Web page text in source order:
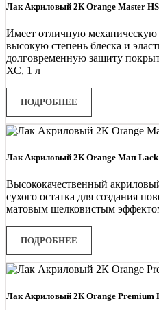
Лак Акриловый 2К Orange Master
Имеет отличную механическую
высокую степень блеска и
долговременную защиту
ХС, 1 л
ПОДРОБНЕЕ
Лак Акриловый 2К Orange Matt Lack
Высококачественный
сухого остатка для создания
матовым шелковистым
ПОДРОБНЕЕ
Лак Акриловый 2К Orange Premium